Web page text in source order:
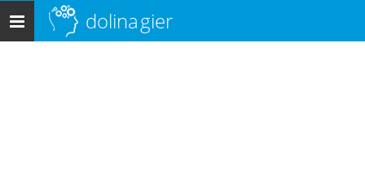
Menu
główne
dolinagier